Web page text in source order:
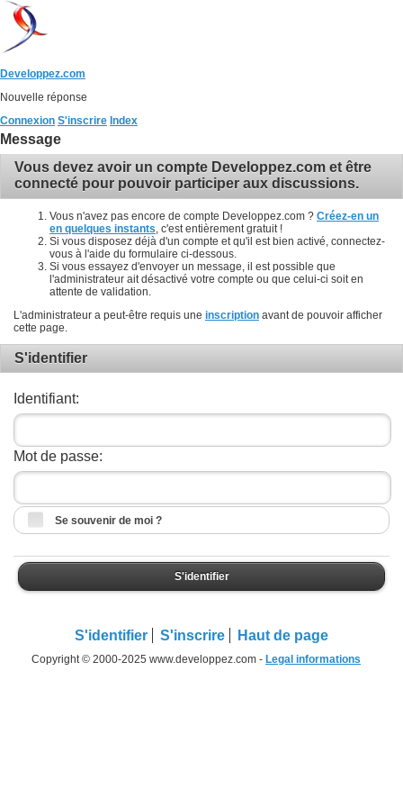
Developpez.com
Nouvelle réponse
Connexion S'inscrire Index
Message
Vous devez avoir un compte Developpez.com et être
connecté pour pouvoir participer aux discussions.
Vous n'avez pas encore de compte Developpez.com ? Créez-en un
en quelques instants , c'est entièrement gratuit !
Si vous disposez déjà d'un compte et qu'il est bien activé, connectez-
vous à l'aide du formulaire ci-dessous.
Si vous essayez d'envoyer un message, il est possible que
l'administrateur ait désactivé votre compte ou que celui-ci soit en
attente de validation.
L'administrateur a peut-être requis une inscription avant de pouvoir afficher
cette page.
S'identifier
Identifiant:
Mot de passe:
Se souvenir de moi ?
S'identifier
S'identifier S'inscrire Haut de page
Copyright © 2000-2025 www.developpez.com - Legal informations